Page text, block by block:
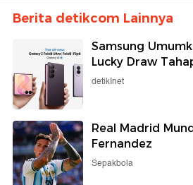
Berita detikcom Lainnya
Samsung
Lucky Draw
detikInet
Real Madrid
Fernandez
Sepakbola